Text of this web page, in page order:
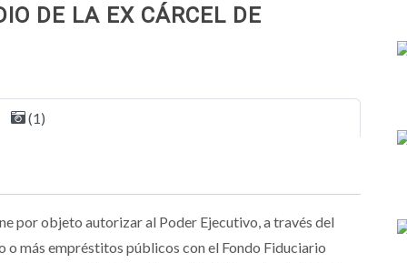
DE LA EX CÁRCEL DE
(1)
por objeto autorizar al Poder Ejecutivo, a través del
o más empréstitos públicos con el Fondo Fiduciario